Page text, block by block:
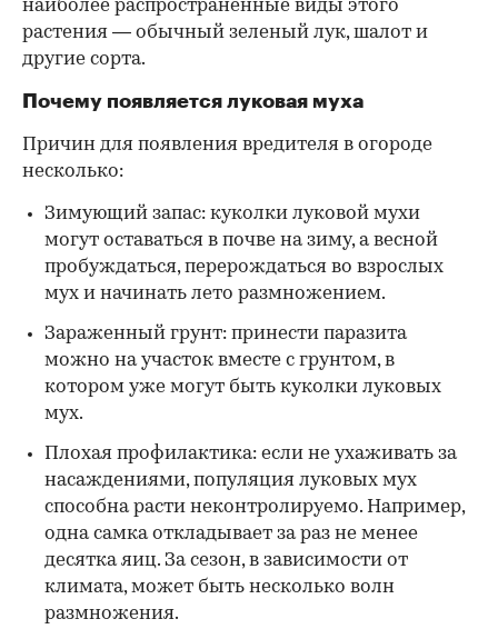
наиболее распространенные виды этого
растения — обычный зеленый лук, шалот и
другие сорта.
Почему появляется луковая муха
Причин для появления вредителя в огороде
несколько:
Зимующий запас: куколки луковой мухи
могут оставаться в почве на зиму, а весной
пробуждаться, перерождаться во взрослых
мух и начинать лето размножением.
Зараженный грунт: принести паразита
можно на участок вместе с грунтом, в
котором уже могут быть куколки луковых
мух.
Плохая профилактика: если не ухаживать за
насаждениями, популяция луковых мух
способна расти неконтролируемо. Например,
одна самка откладывает за раз не менее
десятка яиц. За сезон, в зависимости от
климата, может быть несколько волн
размножения.